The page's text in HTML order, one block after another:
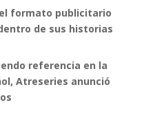
formato publicitario
de sus historias
referencia en la
Atreseries anunció